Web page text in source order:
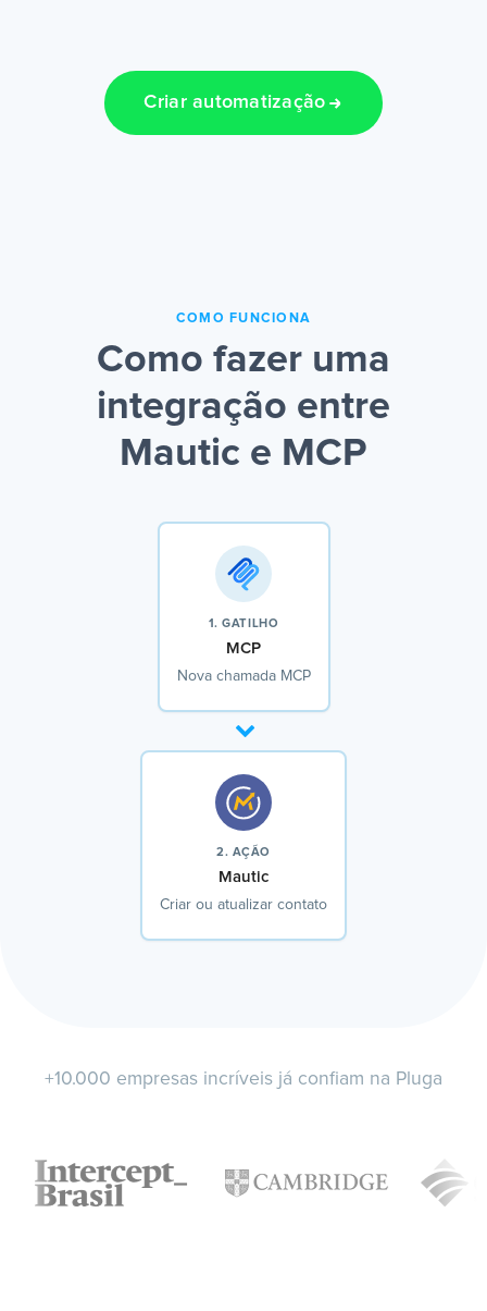
Criar automatização
COMO FUNCIONA
Como fazer uma
integração entre
Mautic e MCP
1. GATILHO
MCP
Nova chamada MCP
2. AÇÃO
Mautic
Criar ou atualizar contato
+10.000 empresas incríveis já confiam na Pluga